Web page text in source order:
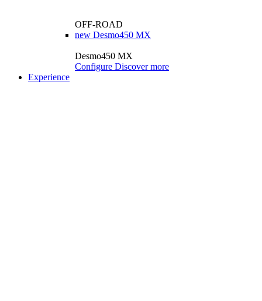
OFF-ROAD
new Desmo450 MX
Desmo450 MX
Configure Discover more
Experience